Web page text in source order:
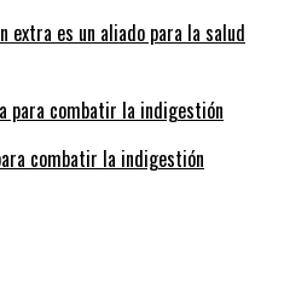
extra es un aliado para la salud
combatir la indigestión